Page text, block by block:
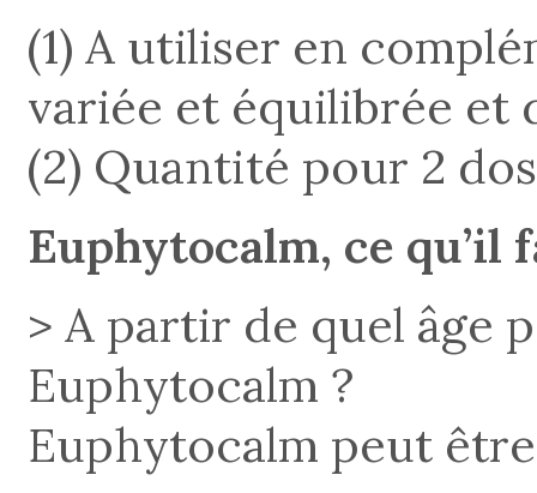
(1) A utiliser en
variée et équilibrée et
(2) Quantité pour 2
Euphytocalm, ce qu’il
> A partir de quel âge
Euphytocalm ?
Euphytocalm peut